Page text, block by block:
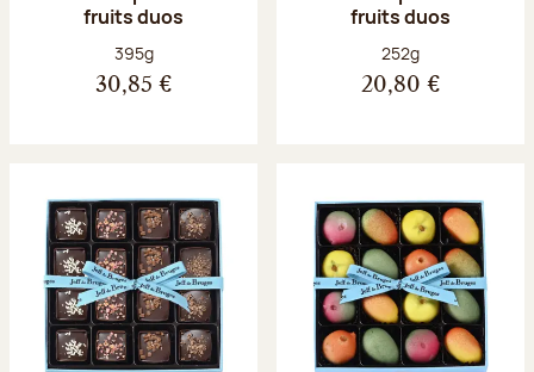
fruits duos
Poids net :
395g
30,85 €
fruits duos
Poids net :
252g
20,80 €